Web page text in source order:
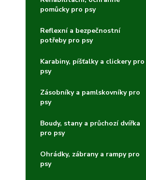
pomůcky pro psy
Reflexní a bezpečnostní
potřeby pro psy
Karabiny, píšťalky a clickery pro
psy
Zásobníky a pamlskovníky pro
psy
Boudy, stany a průchozí dvířka
pro psy
Ohrádky, zábrany a rampy pro
psy